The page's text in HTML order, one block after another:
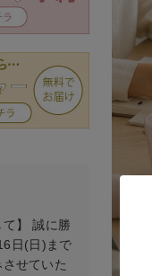
て】 誠に勝
日(日)まで
せていた